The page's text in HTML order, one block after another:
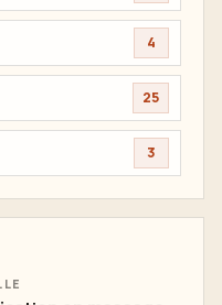
4
25
3